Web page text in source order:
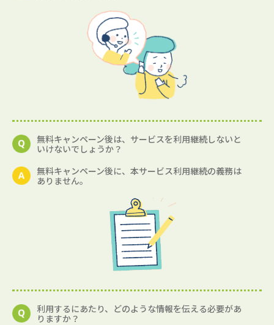
無料キャンペーン後は、サービスを利用継続しないと
いけないでしょうか？
無料キャンペーン後に、本サービス利用継続の義務は
ありません。
利用するにあたり、どのような情報を伝える必要があ
りますか？